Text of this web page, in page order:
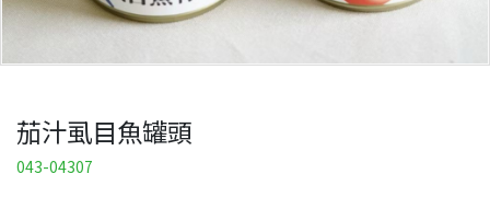
茄汁虱目魚罐頭
043-04307